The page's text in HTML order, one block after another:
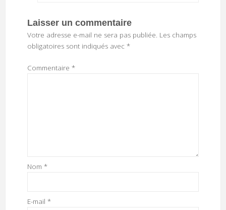
Laisser un commentaire
Votre adresse e-mail ne sera pas publiée. Les champs
obligatoires sont indiqués avec *
Commentaire *
Nom *
E-mail *